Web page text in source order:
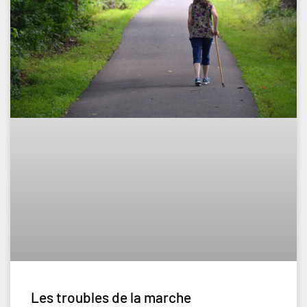
Les troubles de la marche